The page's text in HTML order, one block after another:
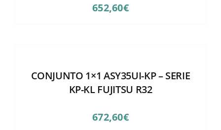
652,60€
CONJUNTO 1×1 ASY35UI-KP – SERIE
KP-KL FUJITSU R32
672,60€